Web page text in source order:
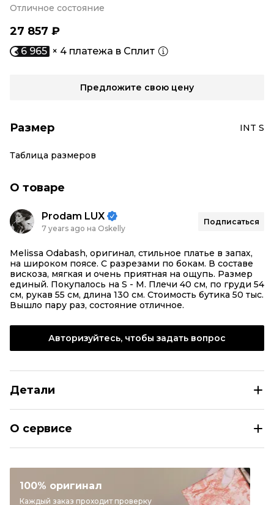
Отличное состояние
27 857 ₽
6 965 × 4 платежа в Сплит
Предложите свою цену
Размер INT S
Таблица размеров
О товаре
Prodam LUX
7 years ago на Oskelly
Подписаться
Melissa Odabash, оригинал, стильное платье в запах,
на широком поясе. С разрезами по бокам. В составе
вискоза, мягкая и очень приятная на ощупь. Размер
единый. Покупалось на S - M. Плечи 40 см, по груди 54
см, рукав 55 см, длина 130 см. Стоимость бутика 50 тыс.
Вышло пару раз, состояние отличное.
Авторизуйтесь, чтобы задать вопрос
Детали
Категория
Повседневные платья
Бренд
Melissa
О сервисе
100% оригинал
Каждый заказ проходит проверку